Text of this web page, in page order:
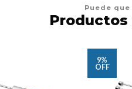
Puede
Productos
9%
OFF